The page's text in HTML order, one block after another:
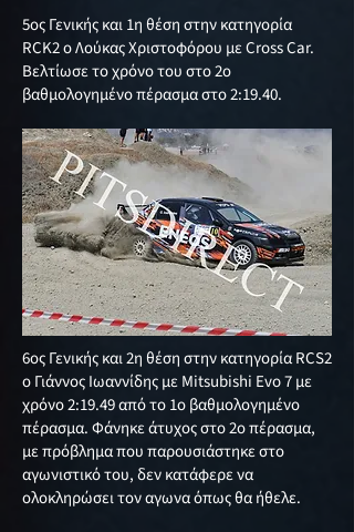
5ος Γενικής και 1η θέση στην κατηγορία
RCK2 ο Λούκας Χριστοφόρου με Cross Car.
Βελτίωσε το χρόνο του στο 2ο
βαθμολογημένο πέρασμα στο 2:19.40.
6ος Γενικής και 2η θέση στην κατηγορία RCS2
ο Γιάννος Ιωαννίδης με Mitsubishi Evo 7 με
χρόνο 2:19.49 από το 1ο βαθμολογημένο
πέρασμα. Φάνηκε άτυχος στο 2ο πέρασμα,
με πρόβλημα που παρουσιάστηκε στο
αγωνιστικό του, δεν κατάφερε να
ολοκληρώσει τον αγωνα όπως θα ήθελε.